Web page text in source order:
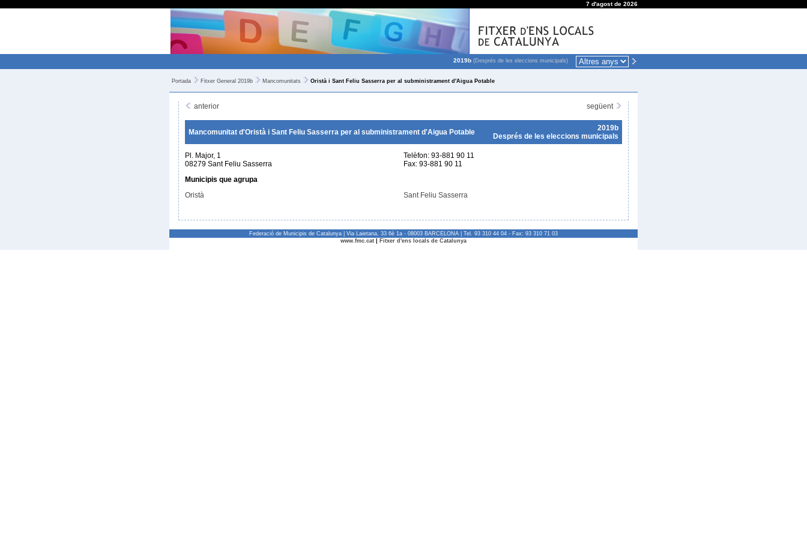
7 d'agost de 2026
2019b (Després de les eleccions municipals)
Portada Fitxer General 2019b Mancomunitats Oristà i Sant Feliu Sasserra per al subministrament d'Aigua Potable
anterior següent
Mancomunitat d'Oristà i Sant Feliu Sasserra per al subministrament d'Aigua Potable
2019b
Després de les eleccions municipals
Pl. Major, 1
08279 Sant Feliu Sasserra
Telèfon: 93-881 90 11
Fax: 93-881 90 11
Municipis que agrupa
Oristà
Sant Feliu Sasserra
Federació de Municipis de Catalunya | Via Laietana, 33 6è 1a - 08003 BARCELONA | Tel. 93 310 44 04 - Fax: 93 310 71 03
www.fmc.cat
Fitxer d'ens locals de Catalunya